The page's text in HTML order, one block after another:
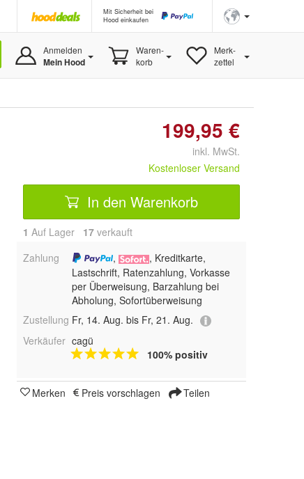
Mit Sicherheit bei
Hood einkaufen
Anmelden
Mein Hood
Waren-
korb
Merk-
zettel
199,95 €
inkl. MwSt.
Kostenloser Versand
In den Warenkorb
1 Auf Lager 17 verkauft
Zahlung
,
, Kreditkarte,
Lastschrift, Ratenzahlung, Vorkasse
per Überweisung, Barzahlung bei
Abholung, Sofortüberweisung
Zustellung Fr, 14. Aug. bis Fr, 21. Aug.
Verkäufer cagü
100% positiv
Merken Preis vorschlagen Teilen